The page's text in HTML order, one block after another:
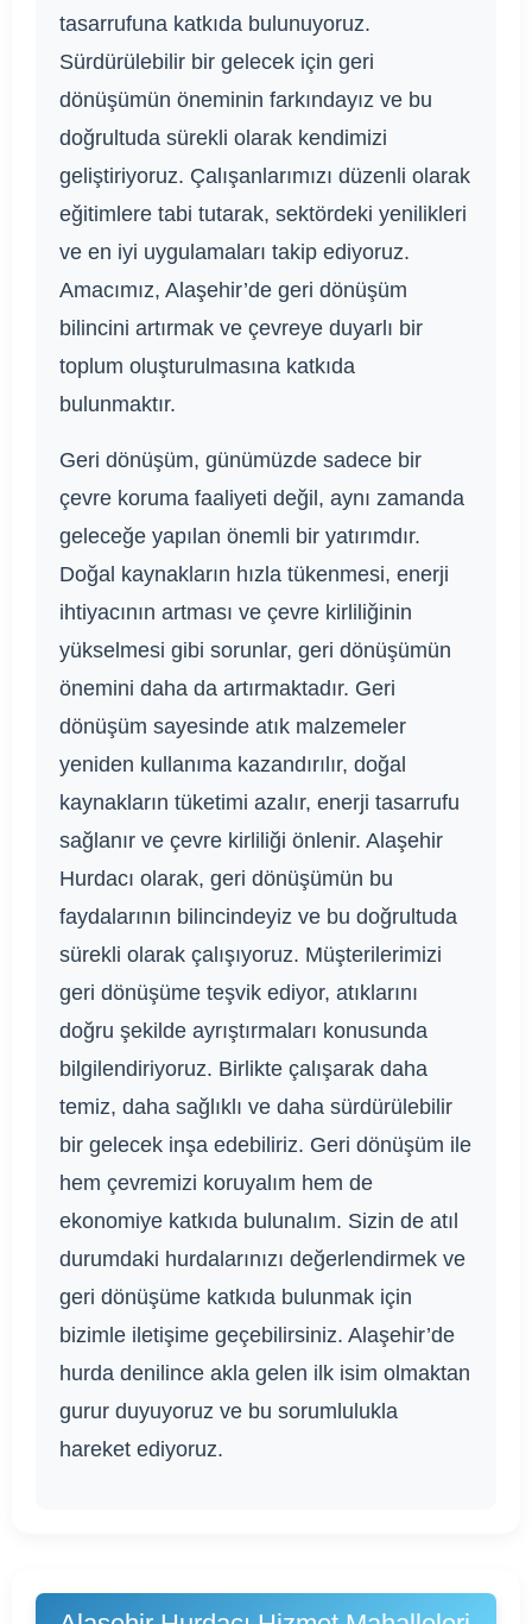
tasarrufuna katkıda bulunuyoruz.
Sürdürülebilir bir gelecek için geri
dönüşümün öneminin farkındayız ve bu
doğrultuda sürekli olarak kendimizi
geliştiriyoruz. Çalışanlarımızı düzenli olarak
eğitimlere tabi tutarak, sektördeki yenilikleri
ve en iyi uygulamaları takip ediyoruz.
Amacımız, Alaşehir’de geri dönüşüm
bilincini artırmak ve çevreye duyarlı bir
toplum oluşturulmasına katkıda
bulunmaktır.
Geri dönüşüm, günümüzde sadece bir
çevre koruma faaliyeti değil, aynı zamanda
geleceğe yapılan önemli bir yatırımdır.
Doğal kaynakların hızla tükenmesi, enerji
ihtiyacının artması ve çevre kirliliğinin
yükselmesi gibi sorunlar, geri dönüşümün
önemini daha da artırmaktadır. Geri
dönüşüm sayesinde atık malzemeler
yeniden kullanıma kazandırılır, doğal
kaynakların tüketimi azalır, enerji tasarrufu
sağlanır ve çevre kirliliği önlenir. Alaşehir
Hurdacı olarak, geri dönüşümün bu
faydalarının bilincindeyiz ve bu doğrultuda
sürekli olarak çalışıyoruz. Müşterilerimizi
geri dönüşüme teşvik ediyor, atıklarını
doğru şekilde ayrıştırmaları konusunda
bilgilendiriyoruz. Birlikte çalışarak daha
temiz, daha sağlıklı ve daha sürdürülebilir
bir gelecek inşa edebiliriz. Geri dönüşüm ile
hem çevremizi koruyalım hem de
ekonomiye katkıda bulunalım. Sizin de atıl
durumdaki hurdalarınızı değerlendirmek ve
geri dönüşüme katkıda bulunmak için
bizimle iletişime geçebilirsiniz. Alaşehir’de
hurda denilince akla gelen ilk isim olmaktan
gurur duyuyoruz ve bu sorumlulukla
hareket ediyoruz.